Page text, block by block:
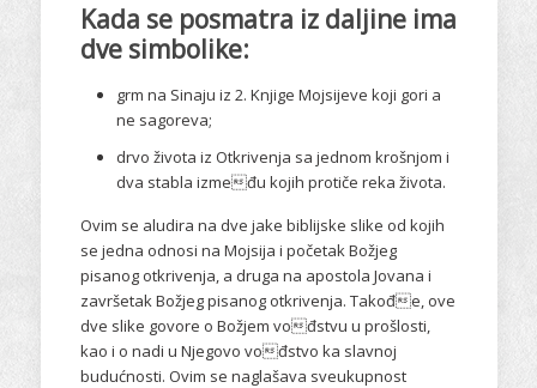
Kada se posmatra iz daljine ima
dve simbolike:
grm na Sinaju iz 2. Knjige Mojsijeve koji gori a
ne sagoreva;
drvo života iz Otkrivenja sa jednom krošnjom i
dva stabla između kojih protiče reka života.
Ovim se aludira na dve jake biblijske slike od kojih
se jedna odnosi na Mojsija i početak Božjeg
pisanog otkrivenja, a druga na apostola Jovana i
završetak Božjeg pisanog otkrivenja. Takođe, ove
dve slike govore o Božjem vođstvu u prošlosti,
kao i o nadi u Njegovo vođstvo ka slavnoj
budućnosti. Ovim se naglašava sveukupnost